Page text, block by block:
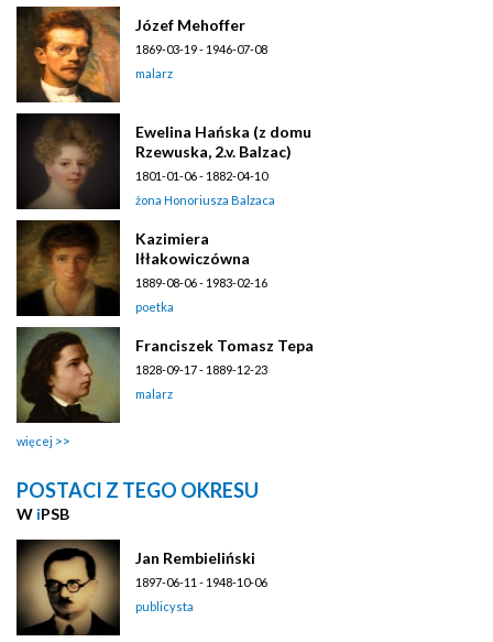
Józef Mehoffer
1869-03-19 - 1946-07-08
malarz
Ewelina Hańska (z domu
Rzewuska, 2.v. Balzac)
1801-01-06 - 1882-04-10
żona Honoriusza Balzaca
Kazimiera
Iłłakowiczówna
1889-08-06 - 1983-02-16
poetka
Franciszek Tomasz Tepa
1828-09-17 - 1889-12-23
malarz
więcej
POSTACI Z TEGO OKRESU
W iPSB
Jan Rembieliński
1897-06-11 - 1948-10-06
publicysta